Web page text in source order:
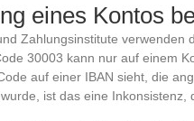
eines Kontos
Zahlungsinstitute verwenden
30003 kann nur auf einem
auf einer IBAN sieht, die
ist das eine Inkonsistenz,